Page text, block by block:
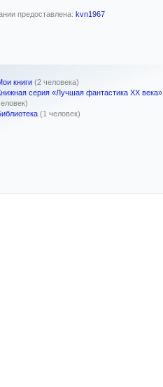
предоставлена: kvn1967
книги (2 человека)
серия «Лучшая фантастика XX века»
(1 человек)